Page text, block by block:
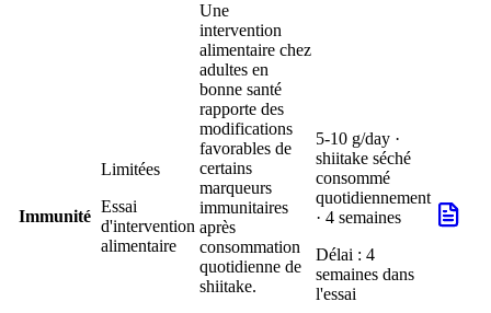
Immunité
Limitées
Essai
d'intervention
alimentaire
Une
intervention
alimentaire chez
adultes en
bonne santé
rapporte des
modifications
favorables de
certains
marqueurs
immunitaires
après
consommation
quotidienne de
shiitake.
5-10 g/day ·
shiitake séché
consommé
quotidiennement
· 4 semaines
Délai : 4
semaines dans
l'essai